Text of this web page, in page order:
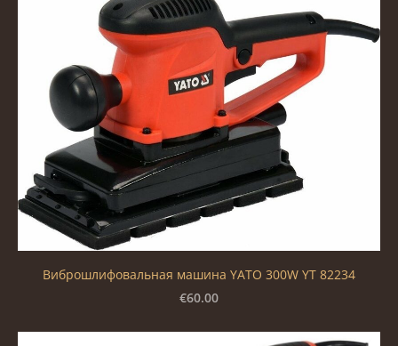
Виброшлифовальная машина YATO 300W YT 82234
€60.00